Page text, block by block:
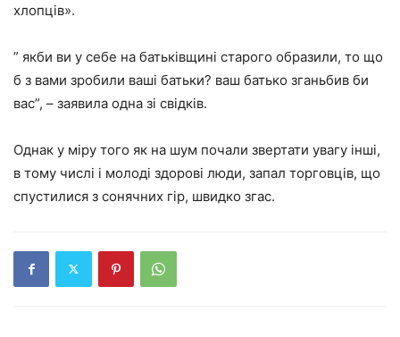
хлопців».
” якби ви у себе на батьківщині старого образили, то що
б з вами зробили ваші батьки? ваш батько зганьбив би
вас”, – заявила одна зі свідків.
Однак у міру того як на шум почали звертати увагу інші,
в тому числі і молоді здорові люди, запал торговців, що
спустилися з сонячних гір, швидко згас.